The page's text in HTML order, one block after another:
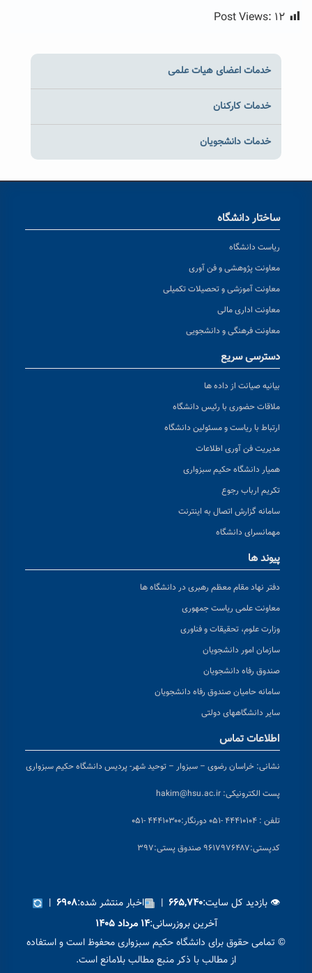
Post Views: ۱۲
خدمات اعضای هیات علمی
خدمات کارکنان
خدمات دانشجویان
ساختار دانشگاه
ریاست دانشگاه
معاونت پژوهشی و فن آوری
معاونت آموزشی و تحصیلات تکمیلی
معاونت اداری مالی
معاونت فرهنگی و دانشجویی
دسترسی سریع
بیانیه صیانت از داده ها
ملاقات حضوری با رئیس دانشگاه
ارتباط با ریاست و مسئولین دانشگاه
مدیریت فن آوری اطلاعات
همیار دانشگاه حکیم سبزواری
تکریم ارباب رجوع
سامانه گزارش اتصال به اینترنت
مهمانسرای دانشگاه
پیوند ها
دفتر نهاد مقام معظم رهبری در دانشگاه ها
معاونت علمی ریاست جمهوری
وزارت علوم، تحقیقات و فناوری
سازمان امور دانشجویان
صندوق رفاه دانشجویان
سامانه حامیان صندوق رفاه دانشجویان
سایر دانشگاههای دولتی
اطلاعات تماس
نشانی: خراسان رضوی – سبزوار – توحید شهر- پردیس دانشگاه حکیم سبزواری
پست الکترونیکی: hakim@hsu.ac.ir
تلفن : ۴۴۴۱۰۱۰۴ -۰۵۱ دورنگار:۴۴۴۱۰۳۰۰ -۰۵۱
کدپستی:۹۶۱۷۹۷۶۴۸۷ صندوق پستی:۳۹۷
👁 بازدید کل سایت:۶۶۵,۷۴۰ | اخبار منتشر شده:۶۹۰۸ |
آخرین بروزرسانی:۱۴ مرداد ۱۴۰۵
© تمامی حقوق برای دانشگاه حکیم سبزواری محفوظ است و استفاده
از مطالب با ذکر منبع مطالب بلامانع است.